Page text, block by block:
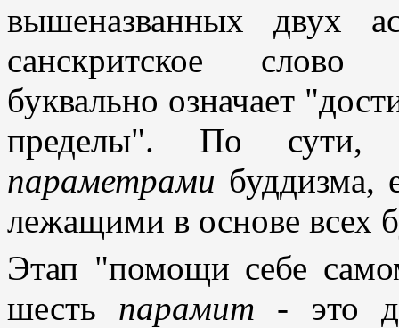
вышеназванных двух
санскритское
буквально означает
пределы". По
параметрами буддизма,
лежащими в основе всех
Этап "помощи себе
шесть парамит - это